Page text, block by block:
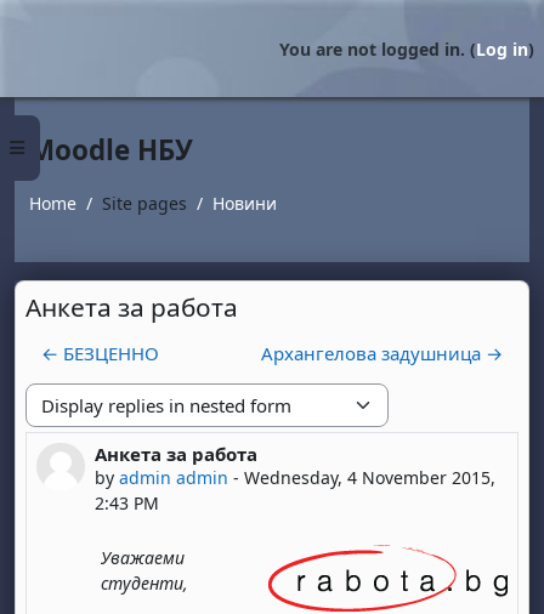
Side panel
You are not logged in. (Log in)
Moodle НБУ
Home Site pages Новини
Анкета за работа
← БЕЗЦЕННО Архангелова задушница →
Display mode
Анкета за работа
by admin admin - Wednesday, 4 November 2015,
2:43 PM
Number of replies: 0
Уважаеми
студенти,